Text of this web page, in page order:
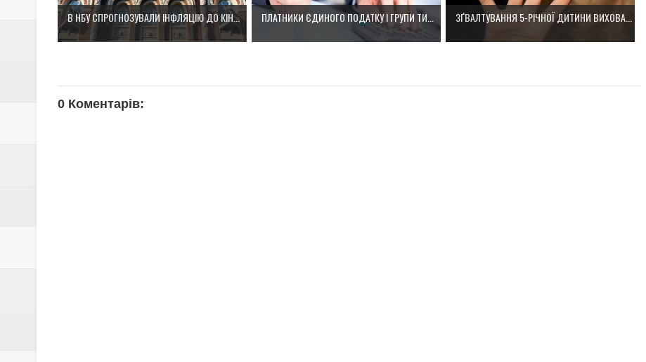
В НБУ СПРОГНОЗУВАЛИ ІНФЛЯЦІЮ ДО КІН... ПЛАТНИКИ ЄДИНОГО ПОДАТКУ І ГРУПИ ТИ... ЗҐВАЛТУВАННЯ 5-РІЧНОЇ ДИТИНИ ВИХОВА...
0 Коментарів: